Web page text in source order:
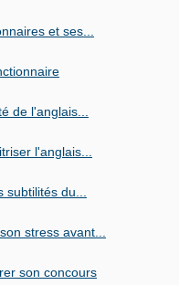
et ses...
de l'anglais...
l'anglais...
subtilités du...
stress avant...
son concours